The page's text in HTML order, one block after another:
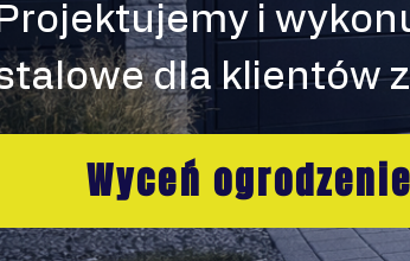
i
dla klientów
Wyceń ogrodzenie